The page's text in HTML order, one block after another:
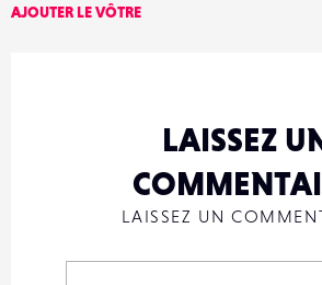
AJOUTER LE VÔTRE
LAISSEZ
LAISSEZ UN